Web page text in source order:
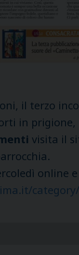
il terzo
in
visita il
online